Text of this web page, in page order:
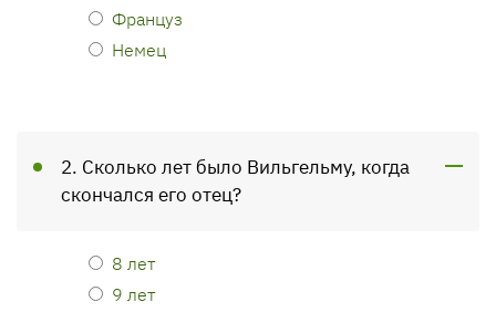
Француз
Немец
2. Сколько лет было Вильгельму, когда
скончался его отец?
8 лет
9 лет